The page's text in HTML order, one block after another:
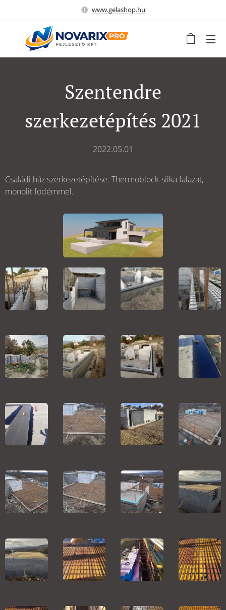
www.gelashop.hu
Szentendre
szerkezetépítés 2021
2022.05.01
Családi ház szerkezetépítése. Thermoblock-silka falazat,
monolit födémmel.